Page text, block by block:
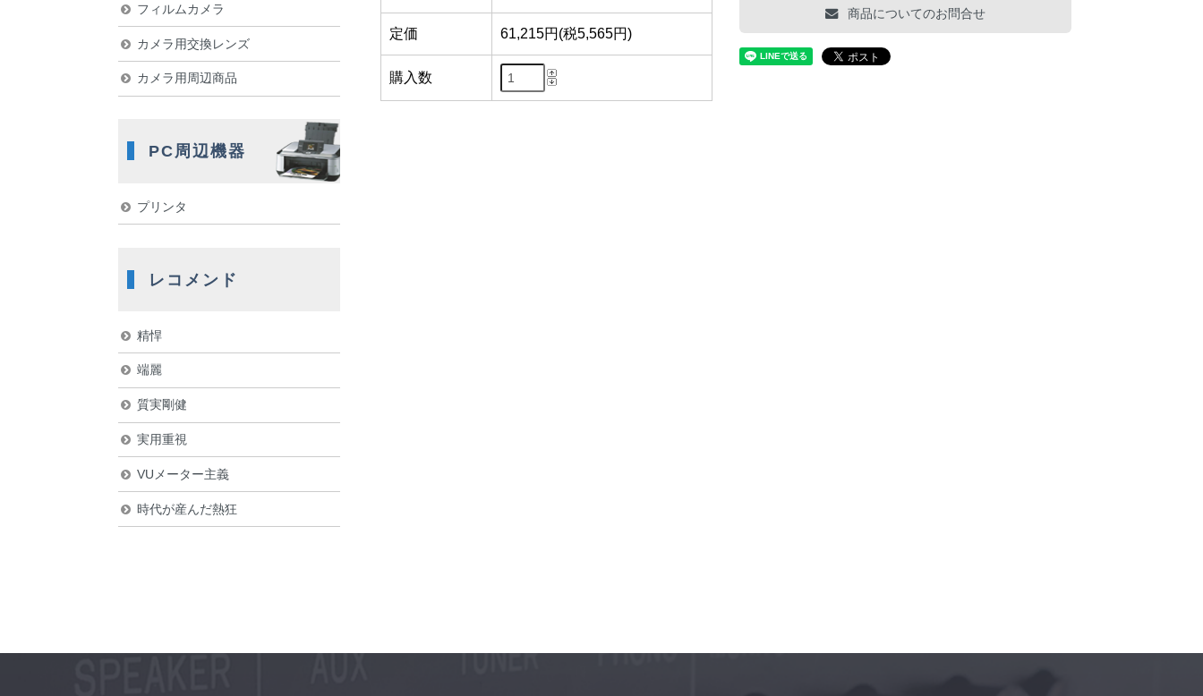
定価 61,215円(税5,565円)
購入数
商品についてのお問合せ
フィルムカメラ
カメラ用交換レンズ
カメラ用周辺商品
PC周辺機器
プリンタ
レコメンド
精悍
端麗
質実剛健
実用重視
VUメーター主義
時代が産んだ熱狂